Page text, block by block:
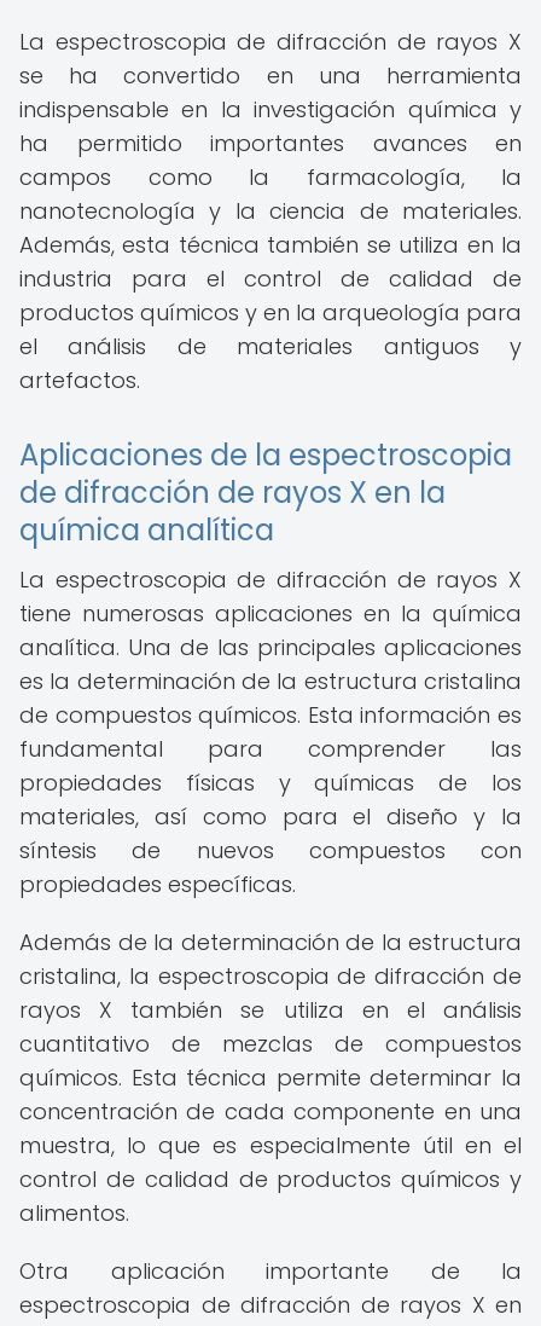
La espectroscopia de difracción de rayos X
se ha convertido en una herramienta
indispensable en la investigación química y
ha permitido importantes avances en
campos como la farmacología, la
nanotecnología y la ciencia de materiales.
Además, esta técnica también se utiliza en la
industria para el control de calidad de
productos químicos y en la arqueología para
el análisis de materiales antiguos y
artefactos.
Aplicaciones de la espectroscopia
de difracción de rayos X en la
química analítica
La espectroscopia de difracción de rayos X
tiene numerosas aplicaciones en la química
analítica. Una de las principales aplicaciones
es la determinación de la estructura cristalina
de compuestos químicos. Esta información es
fundamental para comprender las
propiedades físicas y químicas de los
materiales, así como para el diseño y la
síntesis de nuevos compuestos con
propiedades específicas.
Además de la determinación de la estructura
cristalina, la espectroscopia de difracción de
rayos X también se utiliza en el análisis
cuantitativo de mezclas de compuestos
químicos. Esta técnica permite determinar la
concentración de cada componente en una
muestra, lo que es especialmente útil en el
control de calidad de productos químicos y
alimentos.
Otra aplicación importante de la
espectroscopia de difracción de rayos X en